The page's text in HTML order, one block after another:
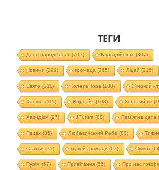
ТЕГИ
День народження(707) Благодійність (307)
Новини (299) громада (265) Ліцей (216)
Свято (211) Колель Тора (188) Жіночий
Ханука (111) Йорцайт (108) Золотий вік
Хасидізм (97) JFuture (88) Пам'ятна дата
Песах(85) Любавичський Ребе (80)
Статьи (71) музей громади (67) Суккот
Пурім (57) Привітання(55) Про нас